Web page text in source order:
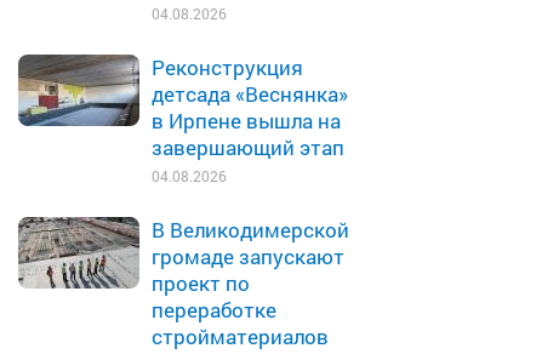
04.08.2026
Реконструкция
детсада «Веснянка»
в Ирпене вышла на
завершающий этап
04.08.2026
В Великодимерской
громаде запускают
проект по
переработке
стройматериалов